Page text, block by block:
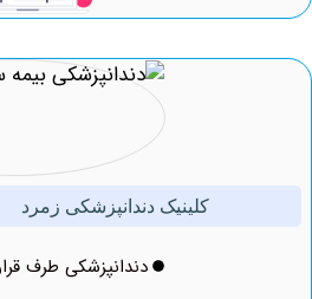
کلینیک دندانپزشکی زمرد
دندانپزشکی طرف قرار داد